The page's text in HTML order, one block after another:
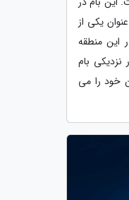
یکی از
این منطقه
نزدیکی بام
خود را می